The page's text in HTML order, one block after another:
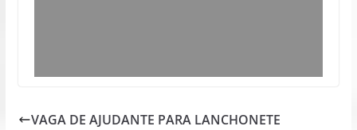
VAGA DE AJUDANTE PARA LANCHONETE